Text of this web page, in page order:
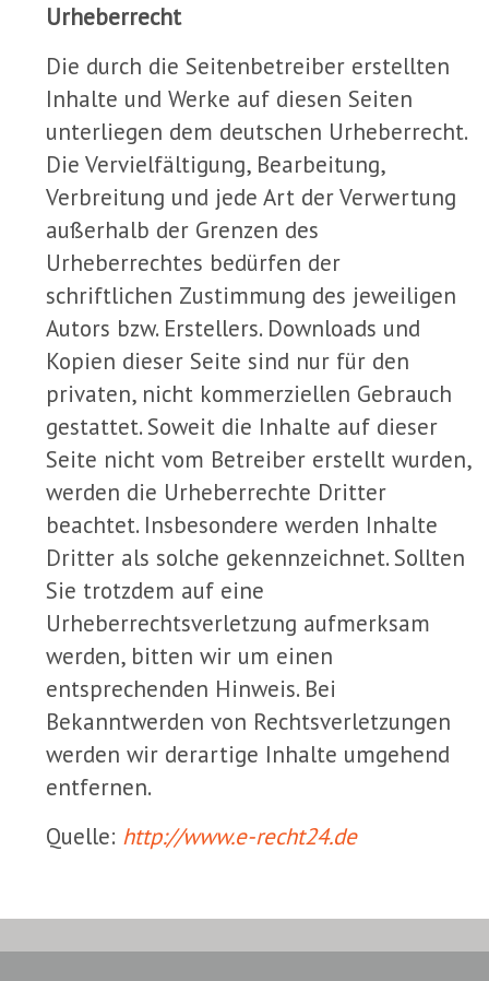
Urheberrecht
Die durch die Seitenbetreiber erstellten
Inhalte und Werke auf diesen Seiten
unterliegen dem deutschen Urheberrecht.
Die Vervielfältigung, Bearbeitung,
Verbreitung und jede Art der Verwertung
außerhalb der Grenzen des
Urheberrechtes bedürfen der
schriftlichen Zustimmung des jeweiligen
Autors bzw. Erstellers. Downloads und
Kopien dieser Seite sind nur für den
privaten, nicht kommerziellen Gebrauch
gestattet. Soweit die Inhalte auf dieser
Seite nicht vom Betreiber erstellt wurden,
werden die Urheberrechte Dritter
beachtet. Insbesondere werden Inhalte
Dritter als solche gekennzeichnet. Sollten
Sie trotzdem auf eine
Urheberrechtsverletzung aufmerksam
werden, bitten wir um einen
entsprechenden Hinweis. Bei
Bekanntwerden von Rechtsverletzungen
werden wir derartige Inhalte umgehend
entfernen.
Quelle: http://www.e-recht24.de